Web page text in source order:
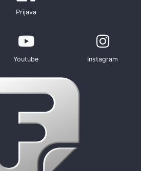
Prijava
Youtube Instagram